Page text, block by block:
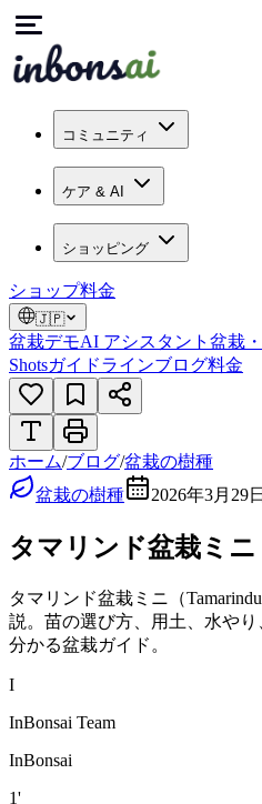
コミュニティ
ケア & AI
ショッピング
ショップ料金
🇯🇵
盆栽デモAI アシスタント 盆栽
Shotsガイドラインブログ料金
ホーム/ブログ/盆栽の樹種
盆栽の樹種
2026年3月29日
タマリンド盆栽ミ
タマリンド盆栽ミニ（
説。苗の選び方、用土、水や
分かる盆栽ガイド。
I
InBonsai Team
InBonsai
1'